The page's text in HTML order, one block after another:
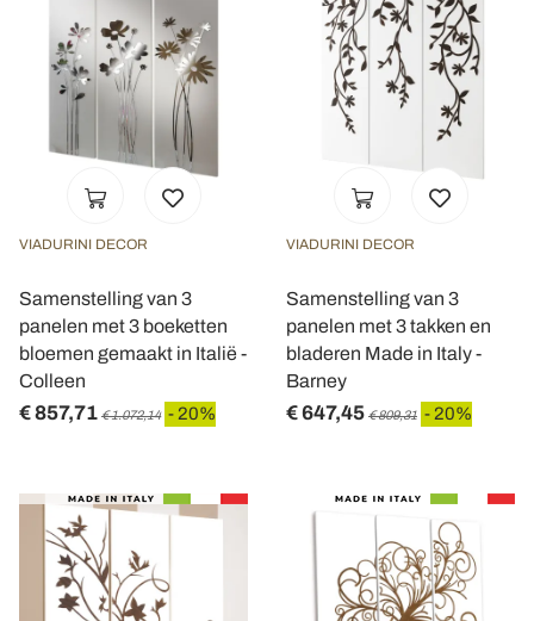
VIADURINI DECOR
Samenstelling van 3
panelen met 3 boeketten
bloemen gemaakt in Italië -
Colleen
€ 857,71 € 1.072,14 - 20%
VIADURINI DECOR
Samenstelling van 3
panelen met 3 takken en
bladeren Made in Italy -
Barney
€ 647,45 € 809,31 - 20%